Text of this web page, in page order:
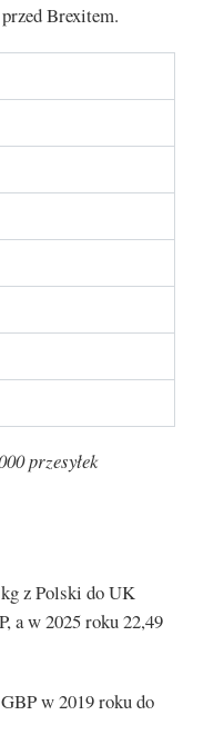
Brexitem.
przesyłek
kg z Polski do UK
a w 2025 roku 22,49
w 2019 roku do